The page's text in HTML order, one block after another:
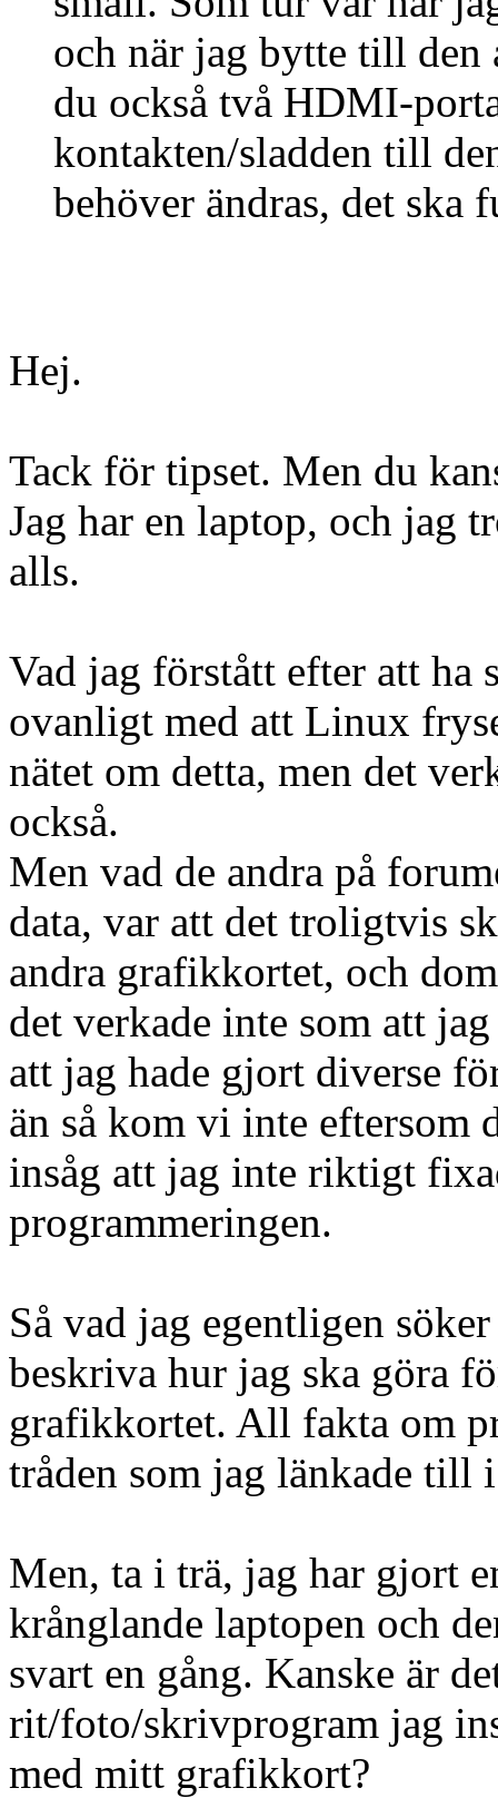
och när jag bytte till den
du också två HDMI-
kontakten/sladden till
behöver ändras, det ska
Hej.
Tack för tipset. Men du
Jag har en laptop, och jag
alls.
Vad jag förstått efter att ha
ovanligt med att Linux
nätet om detta, men det
också.
Men vad de andra på
data, var att det troligtvis
andra grafikkortet, och
det verkade inte som att
att jag hade gjort diverse
än så kom vi inte eftersom
insåg att jag inte riktigt
programmeringen.
Så vad jag egentligen
beskriva hur jag ska göra
grafikkortet. All fakta om
tråden som jag länkade till
Men, ta i trä, jag har gjort
krånglande laptopen och
svart en gång. Kanske är
rit/foto/skrivprogram jag
med mitt grafikkort?